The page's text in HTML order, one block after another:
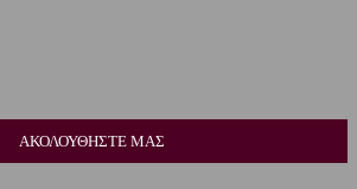
ΑΚΟΛΟΥΘΗΣΤΕ ΜΑΣ